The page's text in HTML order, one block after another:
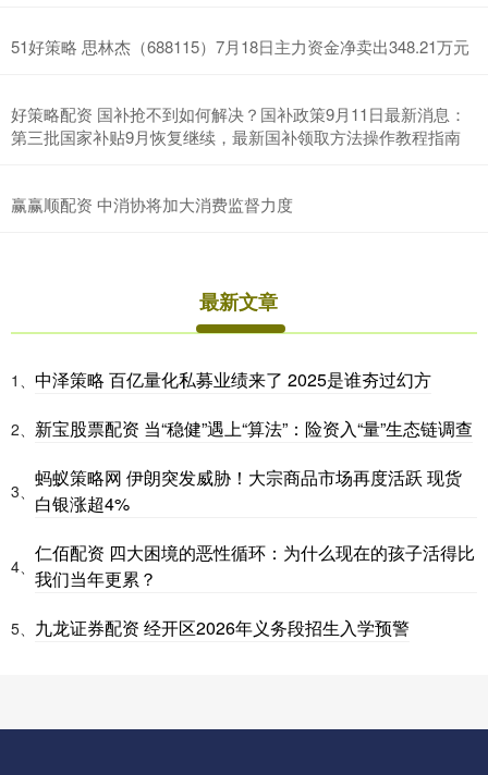
51好策略 思林杰（688115）7月18日主力资金净卖出348.21万元
好策略配资 国补抢不到如何解决？国补政策9月11日最新消息：
第三批国家补贴9月恢复继续，最新国补领取方法操作教程指南
赢赢顺配资 中消协将加大消费监督力度
最新文章
1、 中泽策略 百亿量化私募业绩来了 2025是谁夯过幻方
2、 新宝股票配资 当“稳健”遇上“算法”：险资入“量”生态链调查
3、
蚂蚁策略网 伊朗突发威胁！大宗商品市场再度活跃 现货
白银涨超4%
4、
仁佰配资 四大困境的恶性循环：为什么现在的孩子活得比
我们当年更累？
5、 九龙证券配资 经开区2026年义务段招生入学预警